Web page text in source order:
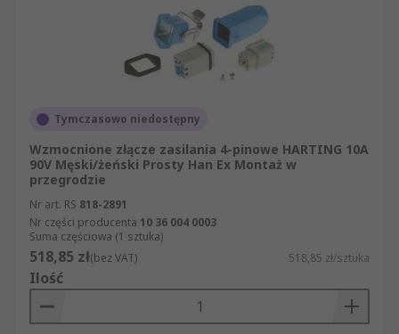
Tymczasowo niedostępny
Wzmocnione złącze zasilania 4-pinowe HARTING 10A
90V Męski/żeński Prosty Han Ex Montaż w
przegrodzie
Nr art. RS 818-2891
Nr części producenta 10 36 004 0003
Suma częściowa (1 sztuka)
518,85 zł(bez VAT) 518,85 zł/sztuka
Ilość